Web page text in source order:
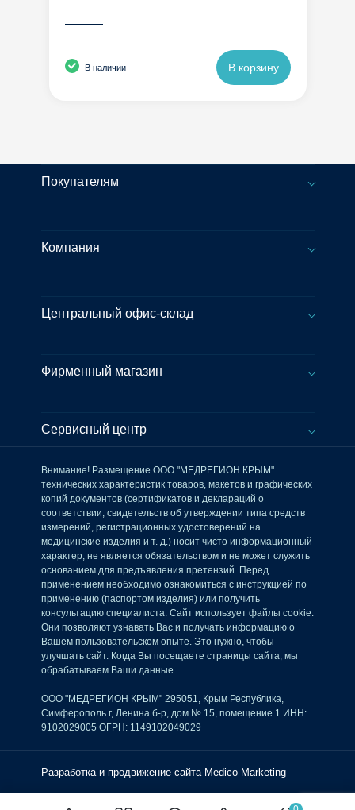
———
В наличии В корзину
Покупателям
Компания
Центральный офис-склад
Фирменный магазин
Сервисный центр
Внимание! Размещение ООО "МЕДРЕГИОН КРЫМ"
технических характеристик товаров, макетов и графических
копий документов (сертификатов и деклараций о
соответствии, свидетельств об утверждении типа средств
измерений, регистрационных удостоверений на
медицинские изделия и т. д.) носит чисто информационный
характер, не является обязательством и не может служить
основанием для предъявления претензий. Перед
применением необходимо ознакомиться с инструкцией по
применению (паспортом изделия) или получить
консультацию специалиста. Сайт использует файлы cookie.
Они позволяют узнавать Вас и получать информацию о
Вашем пользовательском опыте. Это нужно, чтобы
улучшать сайт. Когда Вы посещаете страницы сайта, мы
обрабатываем Ваши данные.
ООО "МЕДРЕГИОН КРЫМ" 295051, Крым Республика,
Симферополь г, Ленина б-р, дом № 15, помещение 1 ИНН:
9102029005 ОГРН: 1149102049029
Разработка и продвижение сайта Medico Marketing